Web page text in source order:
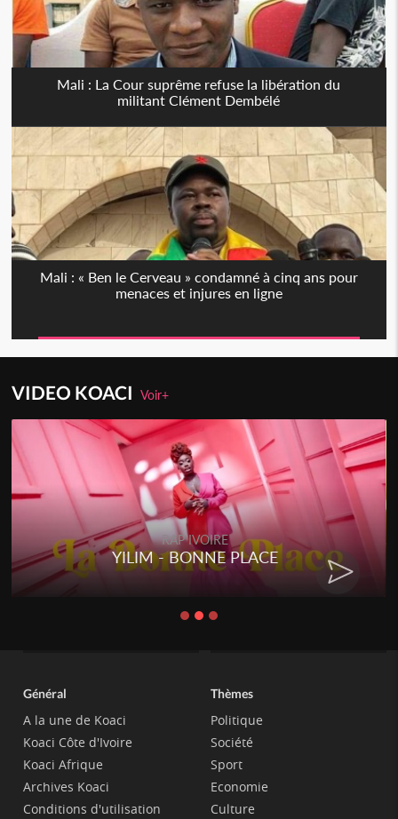
Mali : La Cour suprême refuse la libération du
militant Clément Dembélé
Mali : « Ben le Cerveau » condamné à cinq ans pour
menaces et injures en ligne
VIDEO KOACIVoir+
RAP IVOIRE
YILIM - BONNE PLACE
Général
A la une de Koaci
Koaci Côte d'Ivoire
Koaci Afrique
Archives Koaci
Conditions d'utilisation
Thèmes
Politique
Société
Sport
Economie
Culture